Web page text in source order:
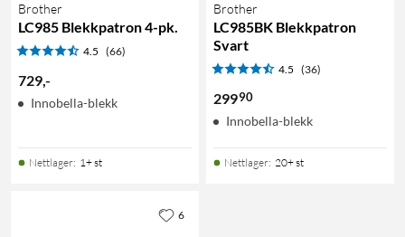
Brother
LC985 Blekkpatron 4-pk.
4.5 (66)
729,-
Innobella-blekk
Nettlager: 1+ st
Brother
LC985BK Blekkpatron
Svart
4.5 (36)
29990
Innobella-blekk
Nettlager: 20+ st
6